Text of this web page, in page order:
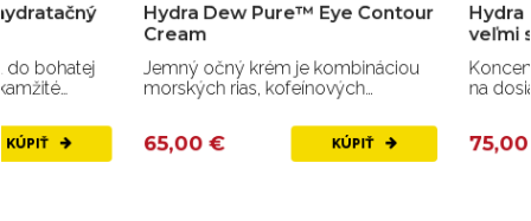
Hydra Dew Pure™ Eye Contour
Jemný očný krém je kombináciou
morských rias, kofeínových
65,00 € KÚPIŤ
Hydra Dew Pure™
veľmi suchú
Koncentrovaný
na dosiahnutie krásnej
75,00 €